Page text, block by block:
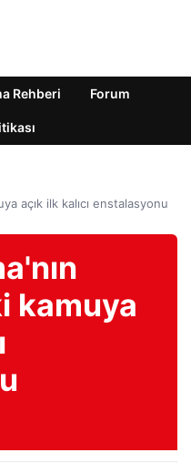
Rehberi Forum
açık ilk kalıcı enstalasyonu
kamuya